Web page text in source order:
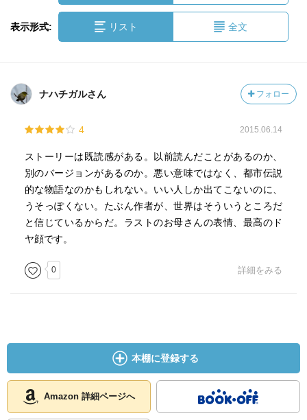
表示形式: リスト 全文
ナハチガルさん フォロー
4 2015.06.14
ストーリーは既読感がある。以前読んだことがあるのか、
別のバージョンがあるのか。悪い意味ではなく、都市伝説
的な物語なのかもしれない。いい人しか出てこないのに、
うそっぽくない。たぶん作者が、世界はそういうところだ
と信じているからだ。ラストのお母さんの表情、最高のド
ヤ顔です。
0 詳細をみる
本棚に登録する
Amazon 詳細ページへ